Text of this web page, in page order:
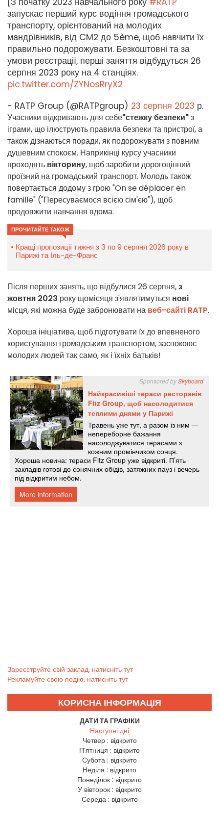
запускає перший курс водіння громадського
транспорту, орієнтований на молодих
мандрівників, від CM2 до 5ème, щоб навчити їх
правильно подорожувати. Безкоштовні та за
умови реєстрації, перші заняття відбудуться 26
серпня 2023 року на 4 станціях.
pic.twitter.com/ZYNosRryX2
- RATP Group (@RATPgroup) 23 серпня 2023 р.
Учасники відкривають для себе"стежку безпеки"з
іграми, що ілюструють правила безпеки та пристрої, а
також дізнаються поради, як подорожувати з повним
душевним спокоєм. Наприкінці курсу учасники
проходять вікторину, щоб заробити дорогоцінний
проїзний на громадський транспорт. Молодь також
повертається додому з грою "On se déplacer en
famille" ("Пересуваємося всією сім'єю"), щоб
продовжити навчання вдома.
ПРОЧИТАЙТЕ ТАКОЖ
Кращі пропозиції тижня з 3 по 9 серпня 2026 року в
Парижі та Іль-де-Франс
Після перших занять, що відбулися 26 серпня,з
жовтня 2023 року щомісяця з'являтимуться нові
місця, які можна буде забронювати на веб-сайті RATP.
Хороша ініціатива, щоб підготувати їх до впевненого
користування громадським транспортом, заспокоює
молодих людей так само, як і їхніх батьків!
Зареєструйте свій заклад, натисніть тут
Рекламуйте свою подію, натисніть тут
КОРИСНА ІНФОРМАЦІЯ
ДАТИ ТА ГРАФІКИ
Наступні дні
Четвер : відкрито
П’ятниця : відкрито
Субота : відкрито
Неділя : відкрито
Понеділок : відкрито
У вівторок : відкрито
Середа : відкрито